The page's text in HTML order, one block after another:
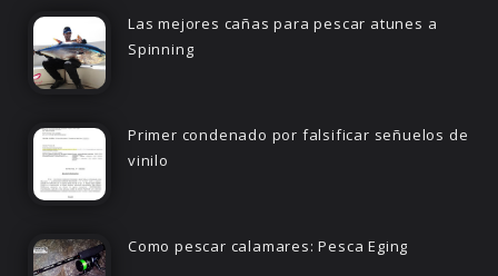
Las mejores cañas para pescar atunes a
Spinning
Primer condenado por falsificar señuelos de
vinilo
Como pescar calamares: Pesca Eging